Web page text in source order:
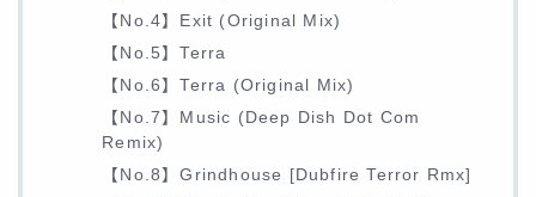
【No.4】Exit (Original Mix)
【No.5】Terra
【No.6】Terra (Original Mix)
【No.7】Music (Deep Dish Dot Com
Remix)
【No.8】Grindhouse [Dubfire Terror Rmx]